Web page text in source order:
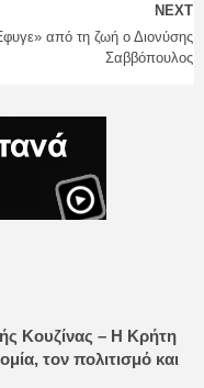
NEXT
από τη ζωή ο Διονύσης
Σαββόπουλος
Κουζίνας – Η Κρήτη
τον πολιτισμό και